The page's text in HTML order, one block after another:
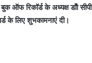
रिकॉर्ड के अध्यक्ष डॉो सीपी
के लिए शुभकामनाएं दी।